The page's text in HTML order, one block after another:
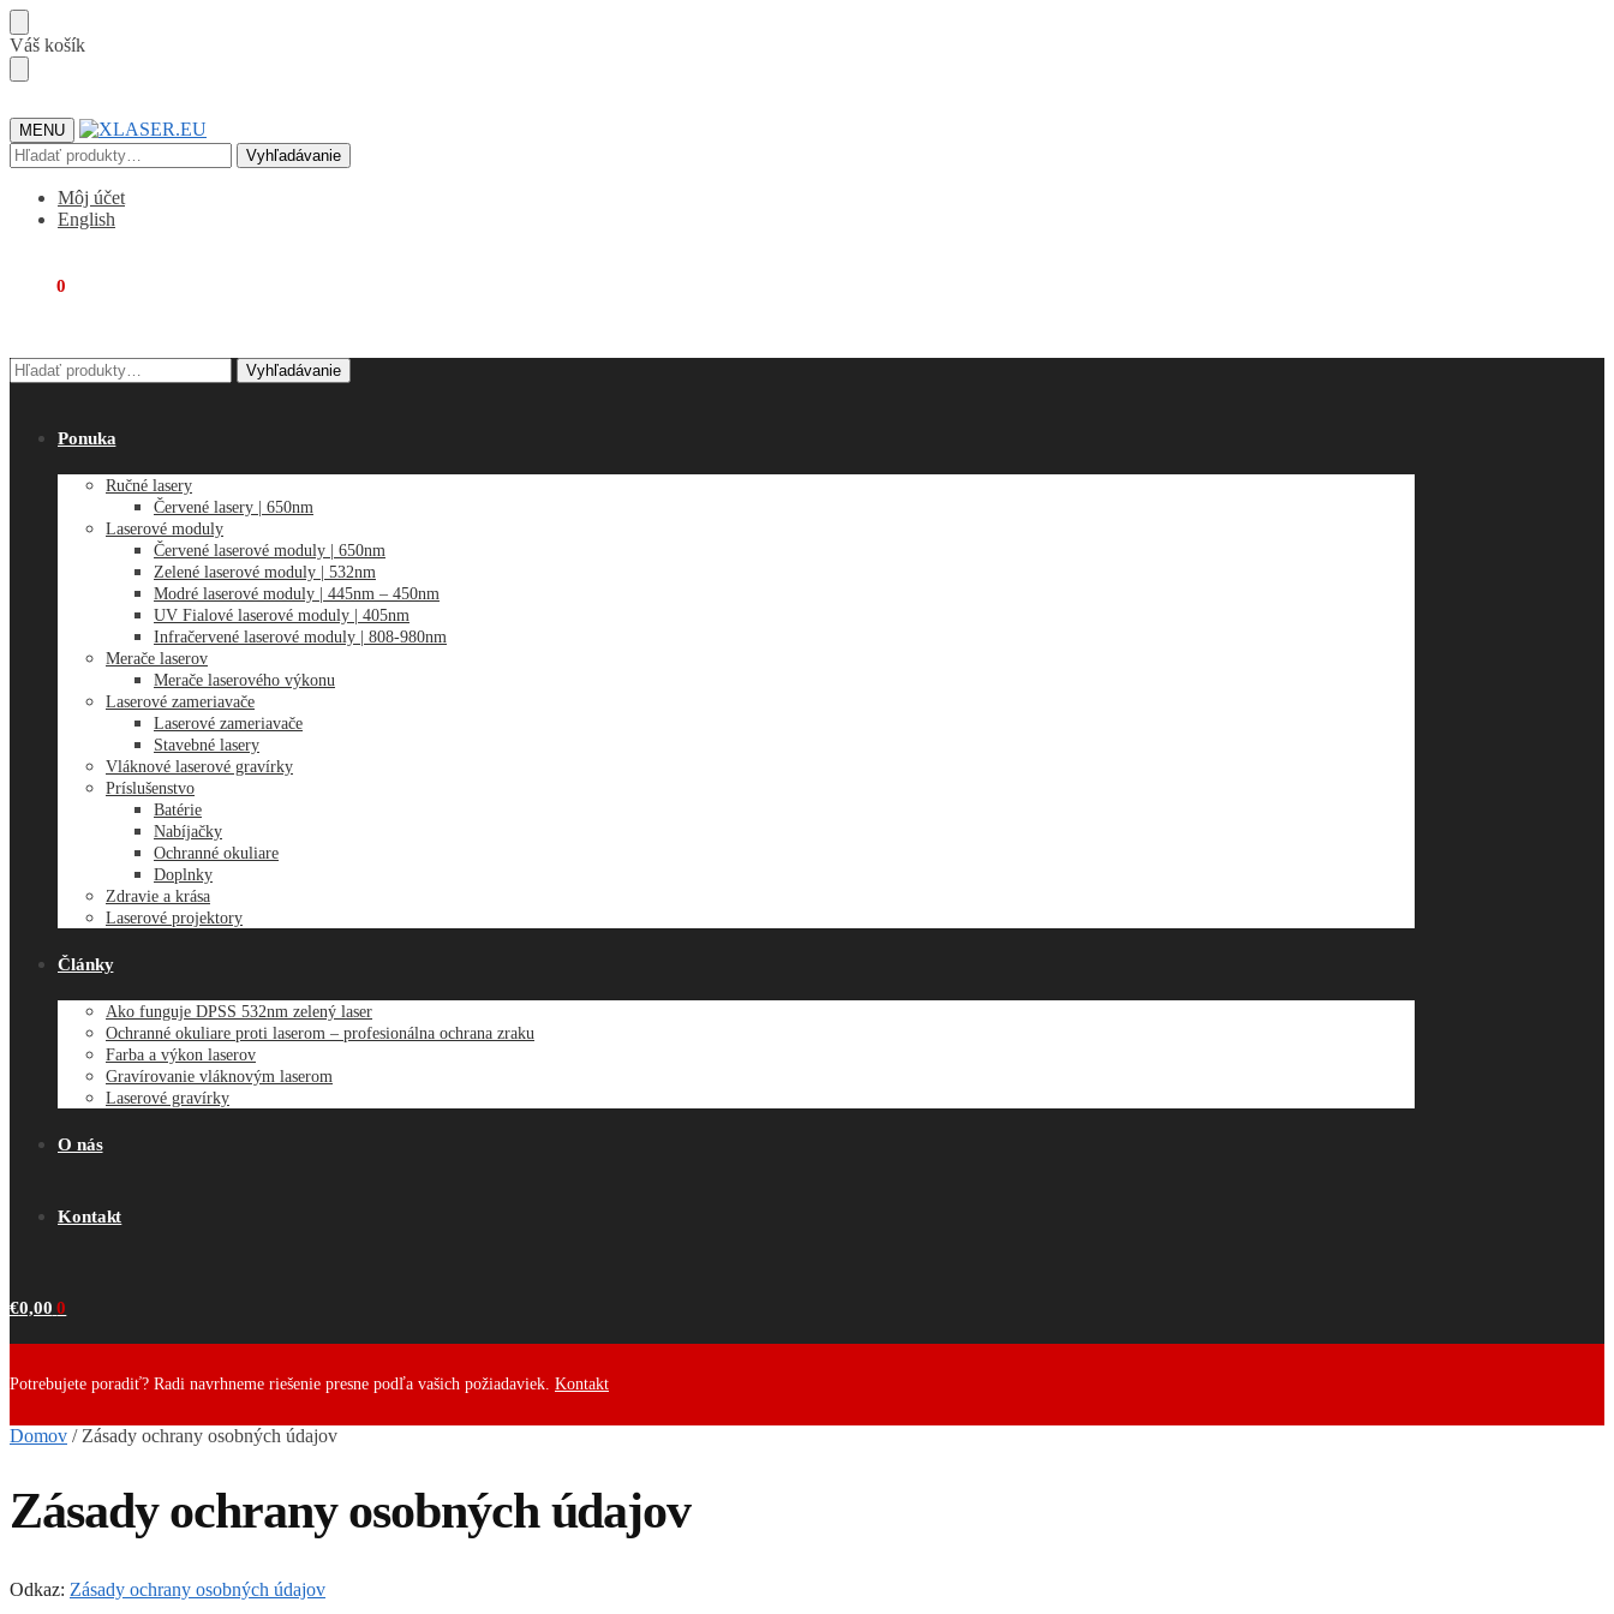
Skip
to
navigation
Skip
to
content
Váš košík
MENU
Hľadať: Vyhľadávanie
Môj účet
English
0
Hľadať: Vyhľadávanie
Ponuka
Ručné lasery
Červené lasery | 650nm
Laserové moduly
Červené laserové moduly | 650nm
Zelené laserové moduly | 532nm
Modré laserové moduly | 445nm – 450nm
UV Fialové laserové moduly | 405nm
Infračervené laserové moduly | 808-980nm
Merače laserov
Merače laserového výkonu
Laserové zameriavače
Laserové zameriavače
Stavebné lasery
Vláknové laserové gravírky
Príslušenstvo
Batérie
Nabíjačky
Ochranné okuliare
Doplnky
Zdravie a krása
Laserové projektory
Články
Ako funguje DPSS 532nm zelený laser
Ochranné okuliare proti laserom – profesionálna ochrana zraku
Farba a výkon laserov
Gravírovanie vláknovým laserom
Laserové gravírky
O nás
Kontakt
€0,00 0
Potrebujete poradiť? Radi navrhneme riešenie presne podľa vašich požiadaviek. Kontakt
Domov / Zásady ochrany osobných údajov
Zásady ochrany osobných údajov
Odkaz: Zásady ochrany osobných údajov